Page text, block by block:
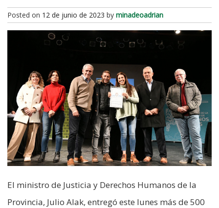
Posted on 12 de junio de 2023 by minadeoadrian
El ministro de Justicia y Derechos Humanos de la
Provincia, Julio Alak, entregó este lunes más de 500